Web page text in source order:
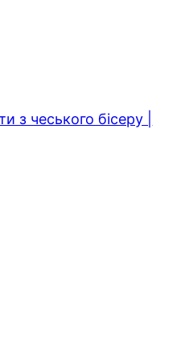
з чеського бісеру |